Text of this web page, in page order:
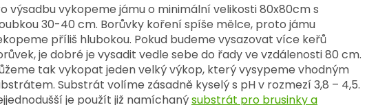
výsadbu vykopeme jámu o minimální velikosti 80x80cm s
30-40 cm. Borůvky koření spíše mělce, proto jámu
příliš hlubokou. Pokud budeme vysazovat více keřů
je dobré je vysadit vedle sebe do řady ve vzdálenosti 80 cm.
tak vykopat jeden velký výkop, který vysypeme vhodným
Substrát volíme zásadně kyselý s pH v rozmezí 3,8 – 4,5.
je použít již namíchanýsubstrát pro brusinky a